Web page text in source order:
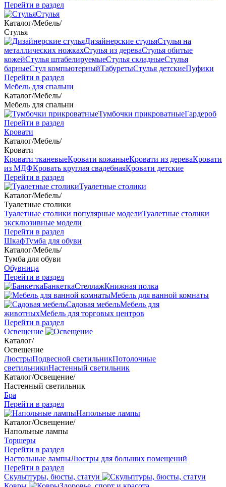
Перейти в раздел
Стулья
Каталог/Мебель/
Стулья
Дизайнерские стульяСтулья на
металлических ножкахСтулья из дереваСтулья обитые
кожейСтулья штабелируемыеСтулья складныеСтулья
барныеСтул компьютерныйТабуретыСтулья детскиеПуфики
Перейти в раздел
Мебель для спальни
Каталог/Мебель/
Мебель для спальни
Тумбочки прикроватныеГардероб
Перейти в раздел
Кровати
Каталог/Мебель/
Кровати
Кровати тканевыеКровати кожаныеКровати из дереваКровати
из МДФКровать круглая свадебнаяКровати детские
Перейти в раздел
Туалетные столики
Каталог/Мебель/
Туалетные столики
Туалетные столики популярные моделиТуалетные столики
эксклюзивные модели
Перейти в раздел
ШкафТумба для обуви
Каталог/Мебель/
Тумба для обуви
Обувница
Перейти в раздел
БанкеткаСтеллажКнижная полка
Мебель для ванной комнаты
Садовая мебельМебель для
животныхМебель для торговых центров
Перейти в раздел
Освещение
Каталог/
Освещение
ЛюстрыПодвесной светильникПотолочные
светильникиНастенный светильник
Каталог/Освещение/
Настенный светильник
Бра
Перейти в раздел
Напольные лампы
Каталог/Освещение/
Напольные лампы
Торшеры
Перейти в раздел
Настольные лампыЛюстры для больших помещений
Перейти в раздел
Скульптуры, бюсты, статуи